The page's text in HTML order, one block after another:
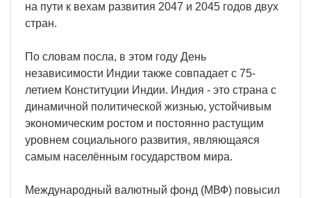
на пути к вехам развития 2047 и 2045 годов двух
стран.
По словам посла, в этом году День
независимости Индии также совпадает с 75-
летием Конституции Индии. Индия - это страна с
динамичной политической жизнью, устойчивым
экономическим ростом и постоянно растущим
уровнем социального развития, являющаяся
самым населённым государством мира.
Международный валютный фонд (МВФ) повысил